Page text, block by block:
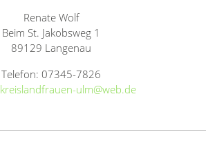
Renate Wolf
Beim St. Jakobsweg 1
89129 Langenau
Telefon: 07345-7826
kreislandfrauen-ulm@web.de